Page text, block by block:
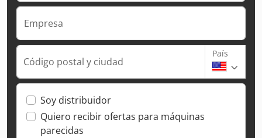
Empresa
Código postal y ciudad
País
Soy distribuidor
Quiero recibir ofertas para máquinas
parecidas